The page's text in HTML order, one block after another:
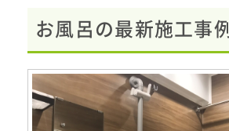
お風呂の最新施工事例